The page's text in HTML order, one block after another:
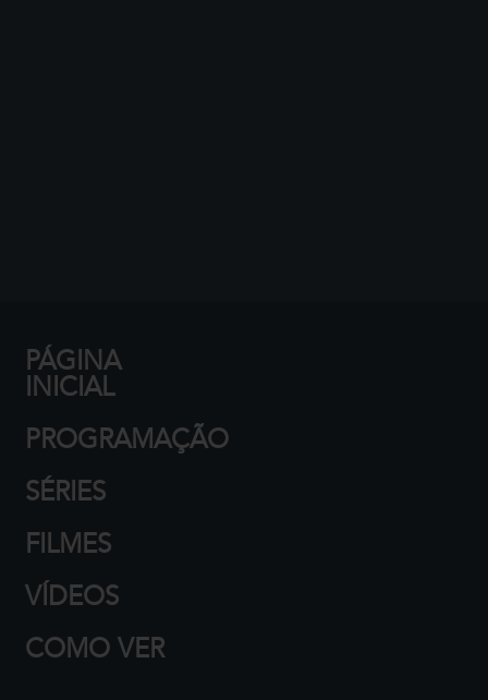
PÁGINA
INICIAL
PROGRAMAÇÃO
SÉRIES
FILMES
VÍDEOS
COMO VER